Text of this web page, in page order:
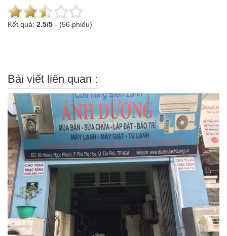
Kết quả: 2.5/5 - (56 phiếu)
Bài viết liên quan :